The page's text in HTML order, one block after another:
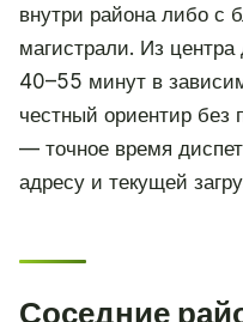
внутри района либо
магистрали. Из центра
40–55 минут в
честный ориентир без
— точное время
адресу и текущей
Соседние